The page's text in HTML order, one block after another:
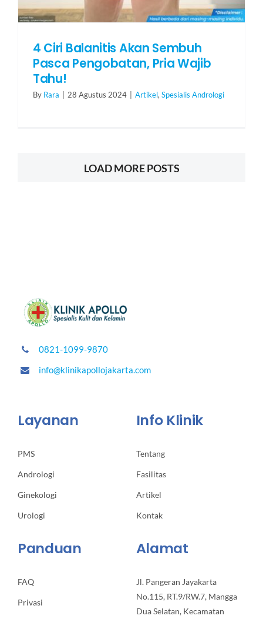
4 Ciri Balanitis Akan Sembuh
Pasca Pengobatan, Pria Wajib
Tahu!
By Rara 28 Agustus 2024 Artikel, Spesialis Andrologi
LOAD MORE POSTS
0821-1099-9870
info@klinikapollojakarta.com
Layanan
PMS
Andrologi
Ginekologi
Urologi
Info Klinik
Tentang
Fasilitas
Artikel
Kontak
Panduan
FAQ
Privasi
Alamat
Jl. Pangeran Jayakarta
No.115, RT.9/RW.7, Mangga
Dua Selatan, Kecamatan